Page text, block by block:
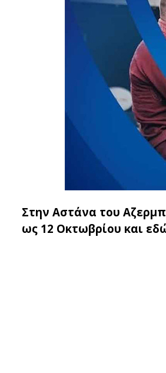
Στην Αστάνα του
ως 12 Οκτωβρίου και